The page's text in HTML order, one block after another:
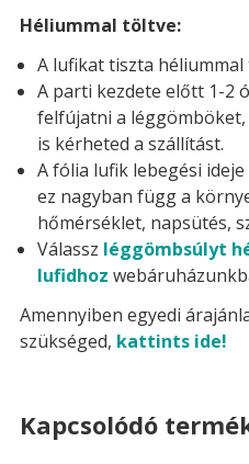
Héliummal töltve:
A lufikat tiszta
A parti kezdete előtt 1-2
felfújatni a
is kérheted a szállítást.
A fólia lufik lebegési
ez nagyban függ a
hőmérséklet, napsütés,
Válassz léggömbsúlyt
lufidhoz
Amennyiben egyedi
szükséged, kattints ide!
Kapcsolódó